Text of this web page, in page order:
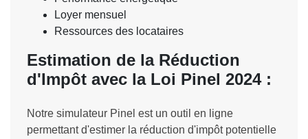
Loyer mensuel
Ressources des locataires
Estimation de la Réduction
d'Impôt avec la Loi Pinel 2024 :
Notre simulateur Pinel est un outil en ligne
permettant d'estimer la réduction d'impôt potentielle